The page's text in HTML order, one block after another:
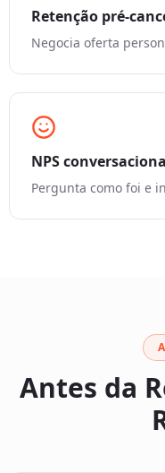
Retenção pré-
Negocia oferta
NPS
Pergunta como foi e
Antes da